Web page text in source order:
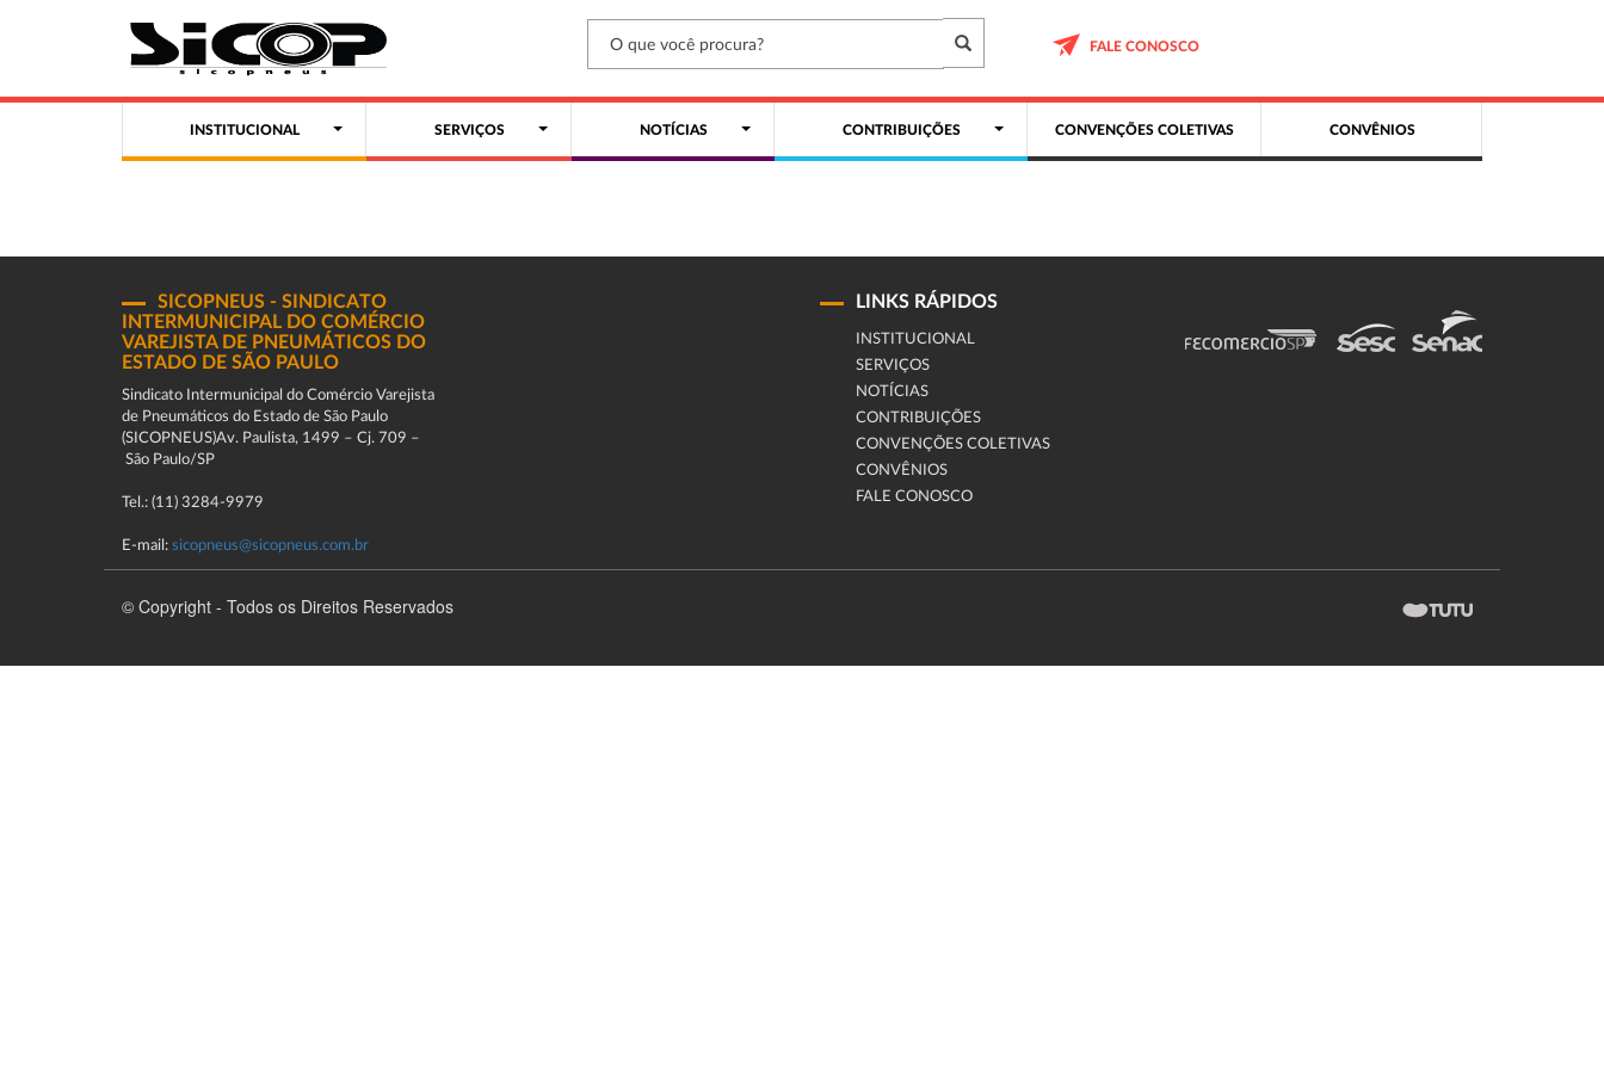
FALE CONOSCO
INSTITUCIONAL SERVIÇOS NOTÍCIAS CONTRIBUIÇÕES CONVENÇÕES COLETIVAS CONVÊNIOS
SICOPNEUS - SINDICATO
INTERMUNICIPAL DO COMÉRCIO
VAREJISTA DE PNEUMÁTICOS DO
ESTADO DE SÃO PAULO
Sindicato Intermunicipal do Comércio Varejista
de Pneumáticos do Estado de São Paulo
(SICOPNEUS)Av. Paulista, 1499 – Cj. 709 –
São Paulo/SP
Tel.: (11) 3284-9979
E-mail: sicopneus@sicopneus.com.br
LINKS RÁPIDOS
INSTITUCIONAL
SERVIÇOS
NOTÍCIAS
CONTRIBUIÇÕES
CONVENÇÕES COLETIVAS
CONVÊNIOS
FALE CONOSCO
© Copyright - Todos os Direitos Reservados